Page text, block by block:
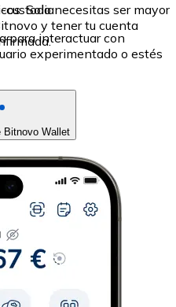
Solo necesitas ser mayor
y tener tu cuenta
custodia
para interactuar con
experimentado o estés
Bitnovo Wallet